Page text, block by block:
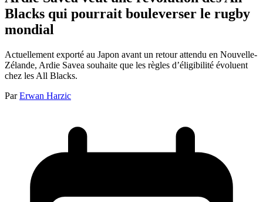
Blacks qui pourrait bouleverser le rugby
mondial
Actuellement exporté au Japon avant un retour attendu en Nouvelle-
Zélande, Ardie Savea souhaite que les règles d’éligibilité évoluent
chez les All Blacks.
Par Erwan Harzic